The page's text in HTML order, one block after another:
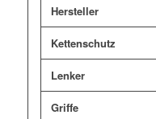
Hersteller
Kettenschutz
Lenker
Griffe